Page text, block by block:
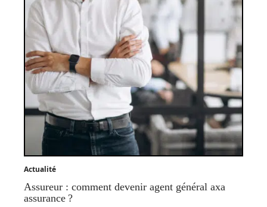
Actualité
Assureur : comment devenir agent général axa
assurance ?